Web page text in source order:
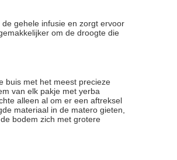
gehele infusie en zorgt ervoor
om de droogte die
buis met het meest precieze
van elk pakje met yerba
alleen al om er een aftreksel
materiaal in de matero gieten,
bodem zich met grotere